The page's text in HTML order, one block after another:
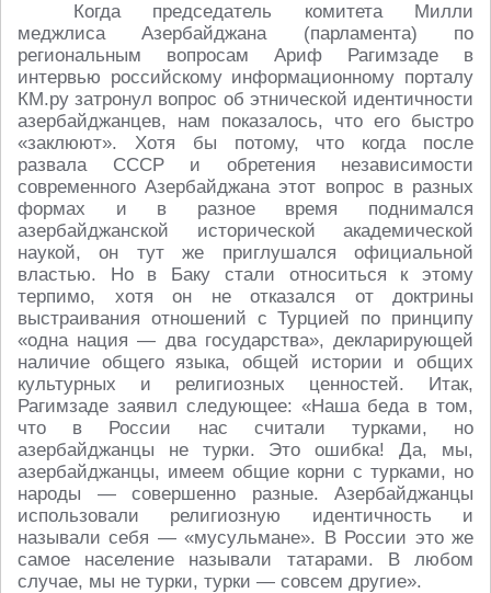
Когда председатель комитета Милли
меджлиса Азербайджана (парламента) по
региональным вопросам Ариф Рагимзаде в
интервью российскому информационному порталу
КМ.ру затронул вопрос об этнической идентичности
азербайджанцев, нам показалось, что его быстро
«заклюют». Хотя бы потому, что когда после
развала СССР и обретения независимости
современного Азербайджана этот вопрос в разных
формах и в разное время поднимался
азербайджанской исторической академической
наукой, он тут же приглушался официальной
властью. Но в Баку стали относиться к этому
терпимо, хотя он не отказался от доктрины
выстраивания отношений с Турцией по принципу
«одна нация — два государства», декларирующей
наличие общего языка, общей истории и общих
культурных и религиозных ценностей. Итак,
Рагимзаде заявил следующее: «Наша беда в том,
что в России нас считали турками, но
азербайджанцы не турки. Это ошибка! Да, мы,
азербайджанцы, имеем общие корни с турками, но
народы — совершенно разные. Азербайджанцы
использовали религиозную идентичность и
называли себя — «мусульмане». В России это же
самое население называли татарами. В любом
случае, мы не турки, турки — совсем другие».